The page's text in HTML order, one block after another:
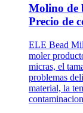
Molino de
Precio de
ELE Bead
moler
micras, el
problemas
material, la